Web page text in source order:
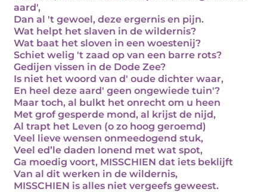
aard',
Dan al 't gewoel, deze ergernis en pijn.
Wat helpt het slaven in de wildernis?
Wat baat het sloven in een woestenij?
Schiet welig 't zaad op van een barre rots?
Gedijen vissen in de Dode Zee?
Is niet het woord van d' oude dichter waar,
En heel deze aard' geen ongewiede tuin'?
Maar toch, al bulkt het onrecht om u heen
Met grof gesperde mond, al krijst de nijd,
Al trapt het Leven (o zo hoog geroemd)
Veel lieve wensen onmeedogend stuk,
Veel ed’le daden lonend met wat spot,
Ga moedig voort, MISSCHIEN dat iets beklijft
Van al dit werken in de wildernis,
MISSCHIEN is alles niet vergeefs geweest.